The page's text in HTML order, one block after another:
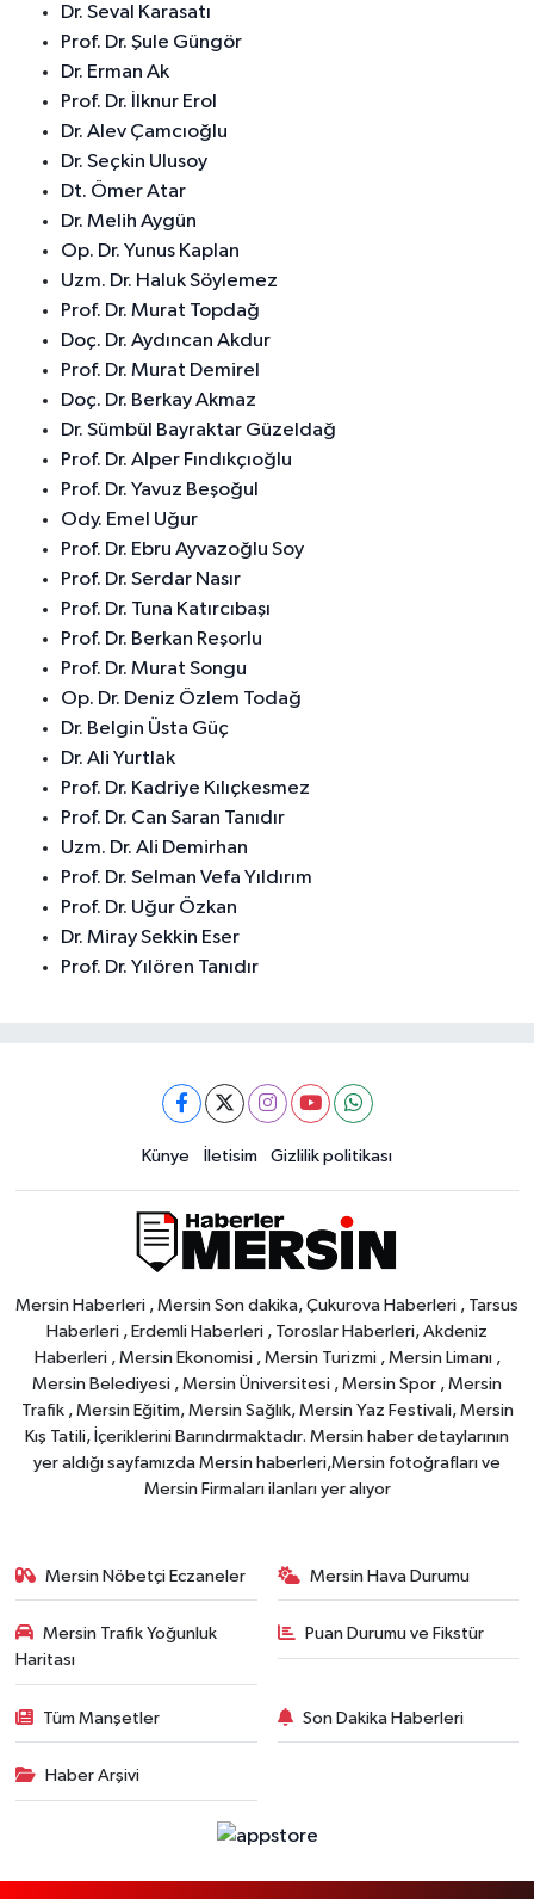
Dr. Seval Karasatı
Prof. Dr. Şule Güngör
Dr. Erman Ak
Prof. Dr. İlknur Erol
Dr. Alev Çamcıoğlu
Dr. Seçkin Ulusoy
Dt. Ömer Atar
Dr. Melih Aygün
Op. Dr. Yunus Kaplan
Uzm. Dr. Haluk Söylemez
Prof. Dr. Murat Topdağ
Doç. Dr. Aydıncan Akdur
Prof. Dr. Murat Demirel
Doç. Dr. Berkay Akmaz
Dr. Sümbül Bayraktar Güzeldağ
Prof. Dr. Alper Fındıkçıoğlu
Prof. Dr. Yavuz Beşoğul
Ody. Emel Uğur
Prof. Dr. Ebru Ayvazoğlu Soy
Prof. Dr. Serdar Nasır
Prof. Dr. Tuna Katırcıbaşı
Prof. Dr. Berkan Reşorlu
Prof. Dr. Murat Songu
Op. Dr. Deniz Özlem Todağ
Dr. Belgin Üsta Güç
Dr. Ali Yurtlak
Prof. Dr. Kadriye Kılıçkesmez
Prof. Dr. Can Saran Tanıdır
Uzm. Dr. Ali Demirhan
Prof. Dr. Selman Vefa Yıldırım
Prof. Dr. Uğur Özkan
Dr. Miray Sekkin Eser
Prof. Dr. Yılören Tanıdır
Künye İletisim Gizlilik politikası
Mersin Haberleri , Mersin Son dakika, Çukurova Haberleri , Tarsus
Haberleri , Erdemli Haberleri , Toroslar Haberleri, Akdeniz
Haberleri , Mersin Ekonomisi , Mersin Turizmi , Mersin Limanı ,
Mersin Belediyesi , Mersin Üniversitesi , Mersin Spor , Mersin
Trafik , Mersin Eğitim, Mersin Sağlık, Mersin Yaz Festivali, Mersin
Kış Tatili, İçeriklerini Barındırmaktadır. Mersin haber detaylarının
yer aldığı sayfamızda Mersin haberleri,Mersin fotoğrafları ve
Mersin Firmaları ilanları yer alıyor
Mersin Nöbetçi Eczaneler Mersin Hava Durumu
Mersin Trafik Yoğunluk
Haritası
Puan Durumu ve Fikstür
Tüm Manşetler Son Dakika Haberleri
Haber Arşivi